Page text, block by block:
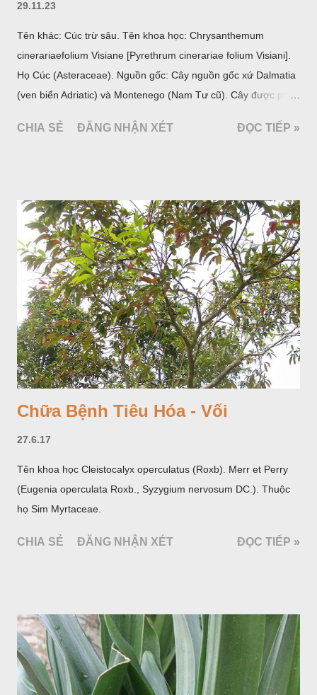
29.11.23
Tên khác: Cúc trừ sâu. Tên khoa học: Chrysanthemum
cinerariaefolium Visiane [Pyrethrum cinerariae folium Visiani].
Họ Cúc (Asteraceae). Nguồn gốc: Cây nguồn gốc xứ Dalmatia
(ven biển Adriatic) và Montenego (Nam Tư cũ). Cây được phân
trồng để khai thác: Pháp, Nga, Đức, Nam Tư (cũ), sau lan
Tam Đảo (Vĩnh Phúc), đã thu được kết quả ban đầu (những
năm 1560- 70); thường trồng đến năm thứ hai, thứ ba mới hái
hoa; trồng một lần thu hoạch 10 - 20 năm.
CHIA SẺ ĐĂNG NHẬN XÉT ĐỌC TIẾP »
Chữa Bệnh Tiêu Hóa - Vối
27.6.17
Tên khoa học Cleistocalyx operculatus (Roxb). Merr et Perry
(Eugenia operculata Roxb., Syzygium nervosum DC.). Thuộc
họ Sim Myrtaceae.
CHIA SẺ ĐĂNG NHẬN XÉT ĐỌC TIẾP »